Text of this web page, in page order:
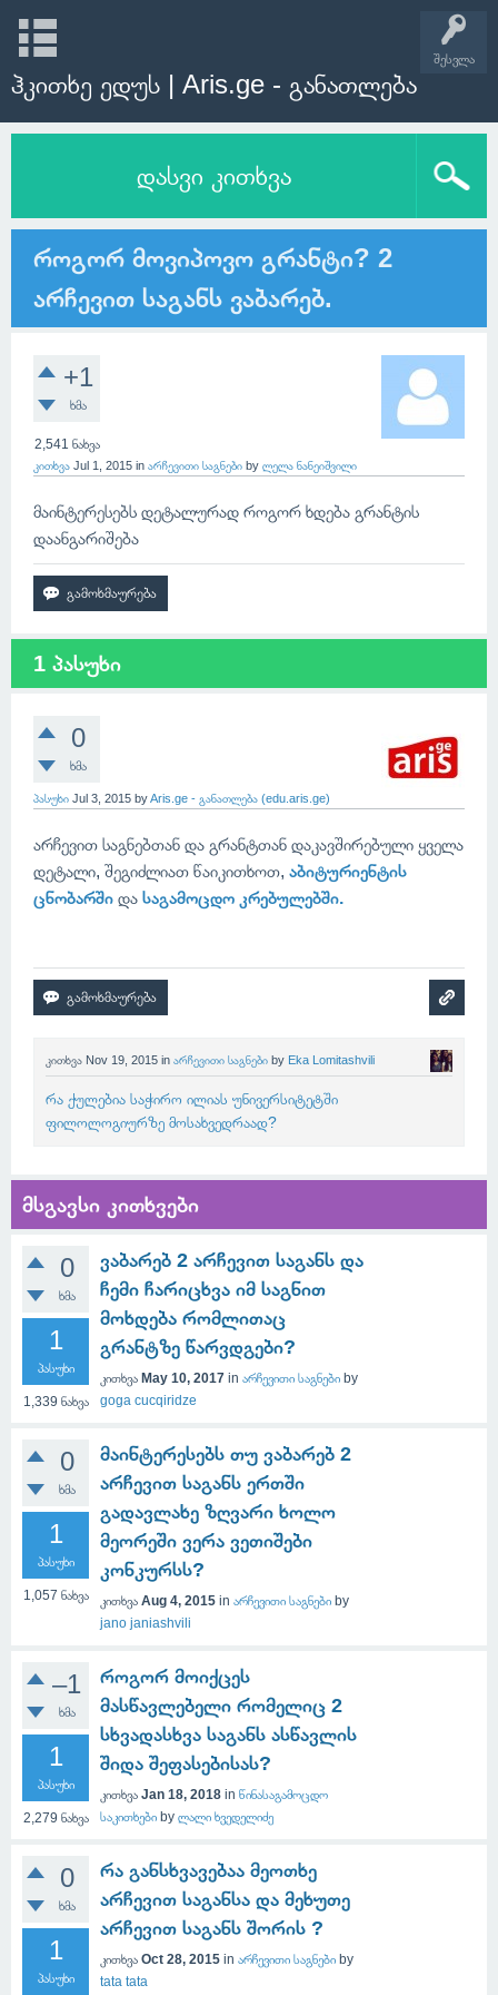
შესვლა
ჰკითხე ედუს | Aris.ge - განათლება
დასვი კითხვა
როგორ მოვიპოვო გრანტი? 2
არჩევით საგანს ვაბარებ.
+1
ხმა
2,541 ნახვა
კითხვა Jul 1, 2015 in არჩევითი საგნები by ლელა ნანეიშვილი
მაინტერესებს დეტალურად როგორ ხდება გრანტის
დაანგარიშება
1 პასუხი
0
ხმა
პასუხი Jul 3, 2015 byAris.ge - განათლება (edu.aris.ge)
არჩევით საგნებთან და გრანტთან დაკავშირებული ყველა
დეტალი, შეგიძლიათ წაიკითხოთ, აბიტურიენტის
ცნობარში და საგამოცდო კრებულებში.
კითხვა Nov 19, 2015 in არჩევითი საგნები by Eka Lomitashvili
რა ქულებია საჭირო ილიას უნივერსიტეტში
ფილოლოგიურზე მოსახვედრაად?
მსგავსი კითხვები
0
ხმა
1
პასუხი
1,339 ნახვა
ვაბარებ 2 არჩევით საგანს და
ჩემი ჩარიცხვა იმ საგნით
მოხდება რომლითაც
გრანტზე წარვდგები?
კითხვა May 10, 2017 in არჩევითი საგნები by
goga cucqiridze
0
ხმა
1
პასუხი
1,057 ნახვა
მაინტერესებს თუ ვაბარებ 2
არჩევით საგანს ერთში
გადავლახე ზღვარი ხოლო
მეორეში ვერა ვეთიშები
კონკურსს?
კითხვა Aug 4, 2015 in არჩევითი საგნები by
jano janiashvili
–1
ხმა
1
პასუხი
2,279 ნახვა
როგორ მოიქცეს
მასწავლებელი რომელიც 2
სხვადასხვა საგანს ასწავლის
შიდა შეფასებისას?
კითხვა Jan 18, 2018 in წინასაგამოცდო
საკითხები by ლალი ხვედელიძე
0
ხმა
1
პასუხი
რა განსხვავებაა მეოთხე
არჩევით საგანსა და მეხუთე
არჩევით საგანს შორის ?
კითხვა Oct 28, 2015 in არჩევითი საგნები by
tata tata